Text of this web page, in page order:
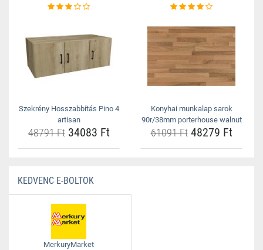
Szekrény Hosszabbítás Pino 4
artisan
48791 Ft34083 Ft
Konyhai munkalap sarok
90r/38mm porterhouse walnut
61091 Ft48279 Ft
KEDVENC E-BOLTOK
MerkuryMarket